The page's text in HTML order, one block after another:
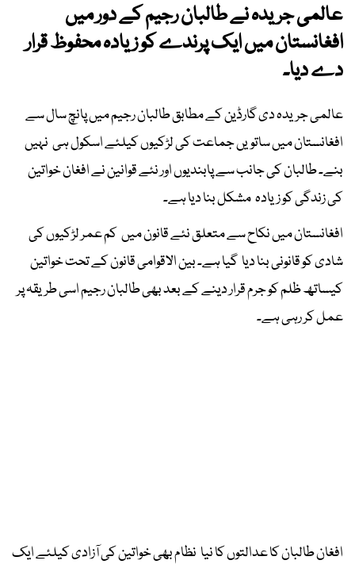
عالمی جریدہ نے طالبان رجیم کے دور میں
افغانستان میں ایک پرندے کو زیادہ محفوظ قرار
دے دیا۔
عالمی جریدہ دی گارڈین کے مطابق طالبان رجیم میں پانچ سال سے
افغانستان میں ساتویں جماعت کی لڑکیوں کیلئے اسکول ہی نہیں
بنے۔ طالبان کی جانب سے پابندیوں اور نئے قوانین نے افغان خواتین
کی زندگی کو زیادہ مشکل بنا دیا ہے۔
افغانستان میں نکاح سے متعلق نئے قانون میں کم عمر لڑکیوں کی
شادی کو قانونی بنا دیا گیا ہے۔ بین الاقوامی قانون کے تحت خواتین
کیساتھ ظلم کو جرم قرار دینے کے بعد بھی طالبان رجیم اسی طریقہ پر
عمل کر رہی ہے۔
افغان طالبان کا عدالتوں کا نیا نظام بھی خواتین کی آزادی کیلئے ایک